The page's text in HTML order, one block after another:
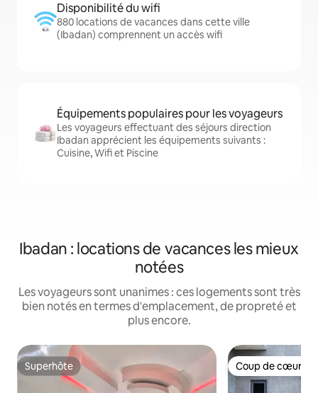
Disponibilité du wifi
880 locations de vacances dans cette ville
(Ibadan) comprennent un accès wifi
Équipements populaires pour les voyageurs
Les voyageurs effectuant des séjours direction
Ibadan apprécient les équipements suivants :
Cuisine, Wifi et Piscine
Ibadan : locations de vacances les mieux
notées
Les voyageurs sont unanimes : ces logements sont très
bien notés en termes d'emplacement, de propreté et
plus encore.
Superhôte
Superhôte Coup de cœur
Coup de cœur